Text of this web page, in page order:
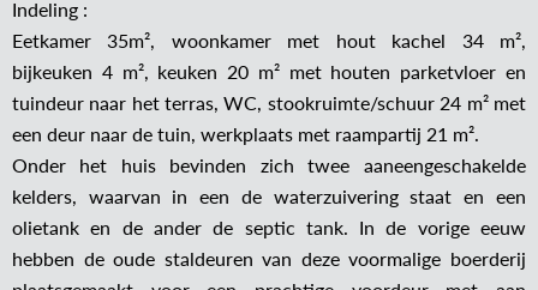
Indeling :
Eetkamer 35m², woonkamer met hout kachel 34 m²,
bijkeuken 4 m², keuken 20 m² met houten parketvloer en
tuindeur naar het terras, WC, stookruimte/schuur 24 m² met
een deur naar de tuin, werkplaats met raampartij 21 m².
Onder het huis bevinden zich twee aaneengeschakelde
kelders, waarvan in een de waterzuivering staat en een
olietank en de ander de septic tank. In de vorige eeuw
hebben de oude staldeuren van deze voormalige boerderij